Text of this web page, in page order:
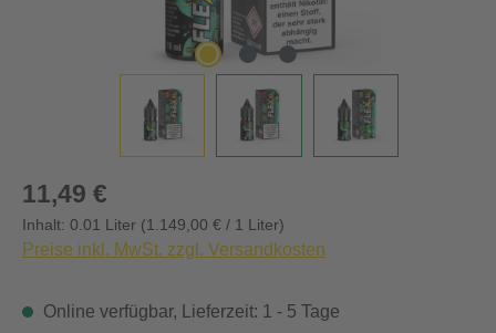
Regulärer Preis:
11,49 €
Inhalt: 0.01 Liter (1.149,00 € / 1 Liter)
Preise inkl. MwSt. zzgl. Versandkosten
Online verfügbar, Lieferzeit: 1 - 5 Tage